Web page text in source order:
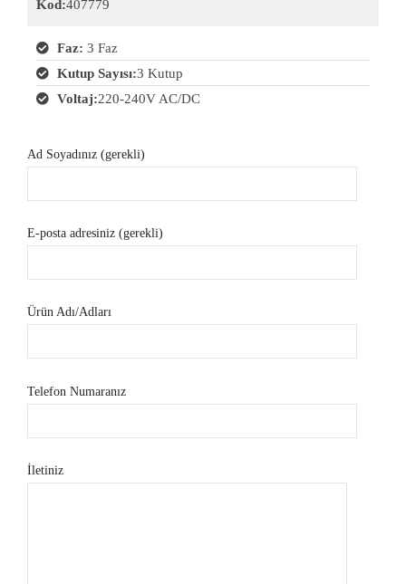
Kod:407779
Faz: 3 Faz
Kutup Sayısı:3 Kutup
Voltaj:220-240V AC/DC
Ad Soyadınız (gerekli)
E-posta adresiniz (gerekli)
Ürün Adı/Adları
Telefon Numaranız
İletiniz